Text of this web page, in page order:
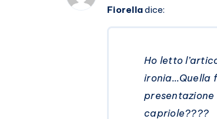
Fiorelladice:
Ho letto
ironia…Quella
presentazione
capriole????